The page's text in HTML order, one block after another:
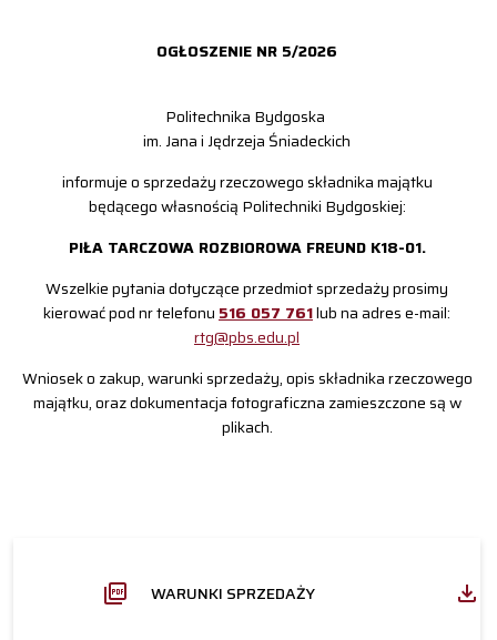
OGŁOSZENIE NR 5/2026
Politechnika Bydgoska
im. Jana i Jędrzeja Śniadeckich
informuje o sprzedaży rzeczowego składnika majątku
będącego własnością Politechniki Bydgoskiej:
PIŁA TARCZOWA ROZBIOROWA FREUND K18-01.
Wszelkie pytania dotyczące przedmiot sprzedaży prosimy
kierować pod nr telefonu 516 057 761lub na adres e-mail:
rtg@pbs.edu.pl
Wniosek o zakup, warunki sprzedaży, opis składnika rzeczowego
majątku, oraz dokumentacja fotograficzna zamieszczone są w
plikach.
WARUNKI SPRZEDAŻY